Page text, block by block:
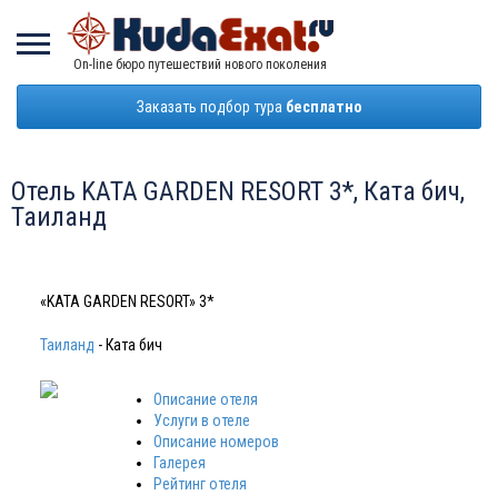
On-line бюро путешествий нового поколения
Заказать подбор тура бесплатно
Отель KATA GARDEN RESORT 3*, Ката бич,
Таиланд
«KATA GARDEN RESORT» 3*
Таиланд - Ката бич
Описание отеля
Услуги в отеле
Описание номеров
Галерея
Рейтинг отеля